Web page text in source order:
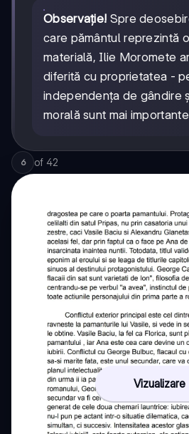
Observație! Spre
care pământul reprezintă
materială, Ilie Moromete
diferită cu proprietatea -
independența de gândire
morală sunt mai
6 of 42
Vizualizare